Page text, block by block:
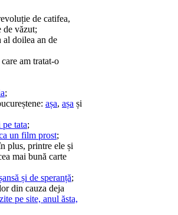
de catifea,
de văzut;
al doilea an de
am tratat-o
;
așa, așa și
pe tata;
un film prost;
plus, printre ele și
mai bună carte
și de speranță;
din cauza deja
pe site, anul ăsta,